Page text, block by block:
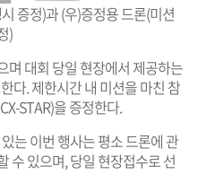
증정)과 (우)증정용 드론(미션
)
며 대회 당일 현장에서 제공하는
다. 제한시간 내 미션을 마친 참
STAR)을 증정한다.
는 이번 행사는 평소 드론에 관
수 있으며, 당일 현장접수로 선